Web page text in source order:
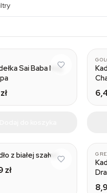
Sai Baba Nag
z białej szałwii
zł